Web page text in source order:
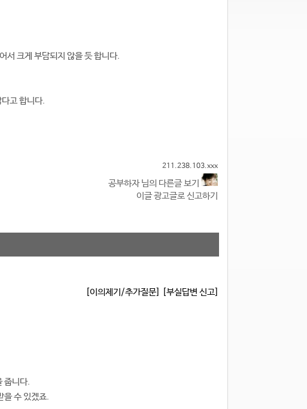
서 크게 부담되지 않을 듯 합니다.
고 합니다.
211.238.103.xxx
공부하자 님의 다른글 보기
이글 광고글로 신고하기
[이의제기/추가질문] [부실답변 신고]
줍니다.
을 수 있겠죠.